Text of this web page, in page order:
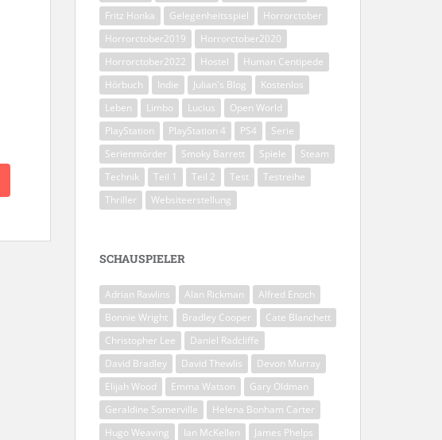
Fritz Honka
Gelegenheitsspiel
Horrorctober
Horrorctober2019
Horrorctober2020
Horrorctober2022
Hostel
Human Centipede
Hörbuch
Indie Julian's Blog
Kostenlos
Leben
Limbo Lucius
Open World
PlayStation
PlayStation 4 PS4
Serie
Serienmörder
Smoky Barrett Spiele
Steam
Technik
Teil 1 Teil 2 Test
Testreihe
Thriller
Websiteerstellung
SCHAUSPIELER
Adrian Rawlins Alan Rickman
Alfred Enoch
Bonnie Wright
Bradley Cooper
Cate Blanchett
Christopher Lee
Daniel Radcliffe
David Bradley
David Thewlis
Devon Murray
Elijah Wood
Emma Watson
Gary Oldman
Geraldine Somerville
Helena Bonham Carter
Hugo Weaving
Ian McKellen
James Phelps